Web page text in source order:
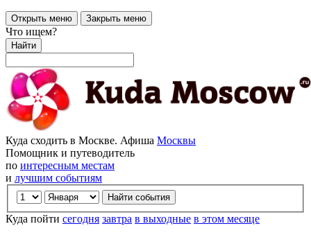
Открыть меню Закрыть меню
Что ищем?
Найти
Куда сходить в Москве. Афиша Москвы
Помощник и путеводитель
по интересным местам
и лучшим событиям
Куда пойти сегодня завтра в выходные в этом месяце